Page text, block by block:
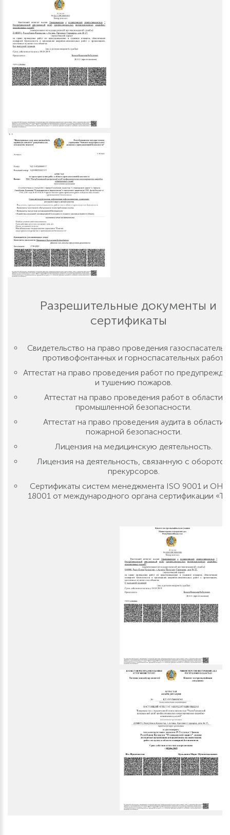
Разрешительные документы и
сертификаты
Свидетельство на право проведения
противофонтанных и горноспасательных работ.
Аттестат на право проведения работ по
и тушению пожаров.
Аттестат на право проведения работ в области
промышленной безопасности.
Аттестат на право проведения аудита в области
пожарной безопасности.
Лицензия на медицинскую деятельность.
Лицензия на деятельность, связанную с оборотом
прекурсоров.
Сертификаты систем менеджмента ISO 9001 и
18001 от международного органа сертификации